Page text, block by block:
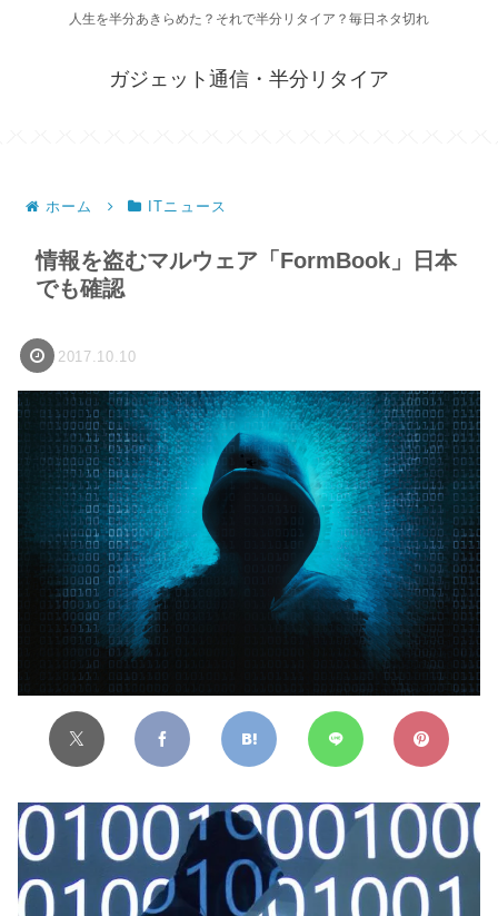
人生を半分あきらめた？それで半分リタイア？毎日ネタ切れ
ガジェット通信・半分リタイア
ホーム ITニュース
情報を盗むマルウェア「FormBook」日本
でも確認
2017.10.10